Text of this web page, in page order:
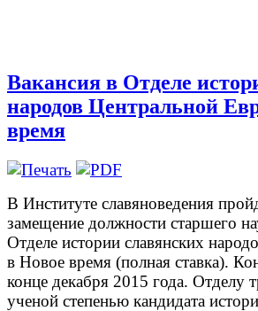
Вакансия в Отделе
народов Центральной
время
В Институте славяноведения
замещение должности старшего
Отделе истории славянских
в Новое время (полная ставка).
конце декабря 2015 года. Отделу
ученой степенью кандидата